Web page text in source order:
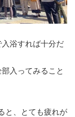
浴すれば十分だ
入ってみること
と、とても疲れが